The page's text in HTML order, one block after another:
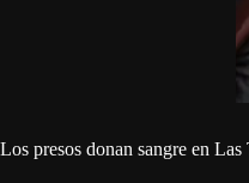
Los presos donan sangre en Las